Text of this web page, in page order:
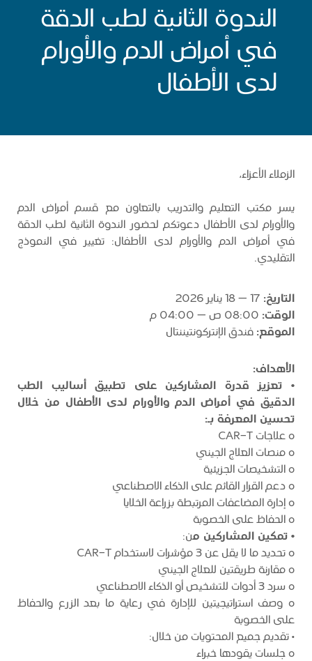
الندوة الثانية لطب الدقة
في أمراض الدم والأورام
لدى الأطفال
الزملاء الأعزاء،
يسر مكتب التعليم والتدريب بالتعاون مع قسم أمراض الدم
والأورام لدى الأطفال دعوتكم لحضور الندوة الثانية لطب الدقة
في أمراض الدم والأورام لدى الأطفال: تغيير في النموذج
التقليدي.
التاريخ: 17 – 18 يناير 2026
الوقت:
الموقع: فندق الإنتركونتيننتال
الأهداف:
• تعزيز قدرة المشاركين على تطبيق أساليب الطب
الدقيق في أمراض الدم والأورام لدى الأطفال من خلال
تحسين المعرفة بـ:
o علاجات CAR-T
o منصات العلاج الجيني
o التشخيصات الجزيئية
o دعم القرار القائم على الذكاء الاصطناعي
o إدارة المضاعفات المرتبطة بزراعة الخلايا
o الحفاظ على الخصوبة
• تمكين المشاركين من:
o تحديد ما لا يقل عن 3 مؤشرات لاستخدام CAR-T
o مقارنة طريقتين للعلاج الجيني
o سرد 3 أدوات للتشخيص أو الذكاء الاصطناعي
o وصف استراتيجيتين للإدارة في رعاية ما بعد الزرع والحفاظ
على الخصوبة
• تقديم جميع المحتويات من خلال:
o جلسات يقودها خبراء